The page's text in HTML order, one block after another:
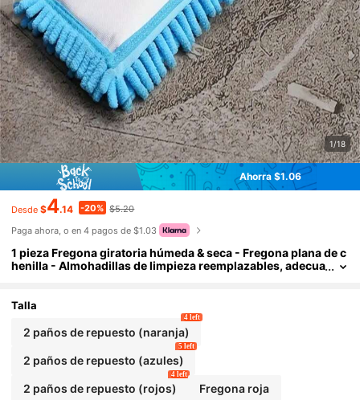
1/18
Ahorra $1.06
Desde $4.14 -20% $5.20
Paga ahora, o en 4 pagos de $1.03
1 pieza Fregona giratoria húmeda & seca - Fregona plana de c
henilla - Almohadillas de limpieza reemplazables, adecua
e repuesto de la fregona se pueden lavar y volver a lavar.
Talla
2 paños de repuesto (naranja)
4 left
2 paños de repuesto (azules)
5 left
2 paños de repuesto (rojos)
4 left
Fregona roja